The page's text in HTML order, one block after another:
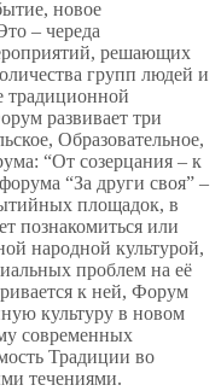
новое
– череда
решающих
групп людей и
традиционной
развивает три
Образовательное,
“От созерцания – к
“За други своя” –
площадок, в
познакомиться или
народной культурой,
проблем на её
к ней, Форум
культуру в новом
современных
Традиции во
течениями.